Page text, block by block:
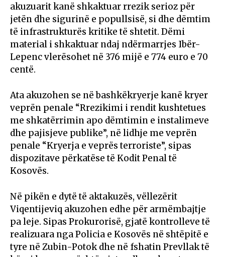
akuzuarit kanë shkaktuar rrezik serioz për
jetën dhe sigurinë e popullsisë, si dhe dëmtim
të infrastrukturës kritike të shtetit. Dëmi
material i shkaktuar ndaj ndërmarrjes Ibër-
Lepenc vlerësohet në 376 mijë e 774 euro e 70
centë.
Ata akuzohen se në bashkëkryerje kanë kryer
veprën penale “Rrezikimi i rendit kushtetues
me shkatërrimin apo dëmtimin e instalimeve
dhe pajisjeve publike”, në lidhje me veprën
penale “Kryerja e veprës terroriste”, sipas
dispozitave përkatëse të Kodit Penal të
Kosovës.
Në pikën e dytë të aktakuzës, vëllezërit
Viqentijeviq akuzohen edhe për armëmbajtje
pa leje. Sipas Prokurorisë, gjatë kontrolleve të
realizuara nga Policia e Kosovës në shtëpitë e
tyre në Zubin-Potok dhe në fshatin Prevllak të